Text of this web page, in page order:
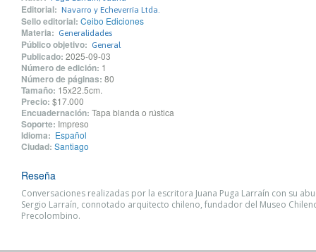
Editorial: Navarro y Echeverría Ltda.
Sello editorial: Ceibo Ediciones
Materia: Generalidades
Público objetivo: General
Publicado: 2025-09-03
Número de edición: 1
Número de páginas: 80
Tamaño: 15x22.5cm.
Precio: $17.000
Encuadernación: Tapa blanda o rústica
Soporte: Impreso
Idioma: Español
Ciudad: Santiago
Reseña
Conversaciones realizadas por la escritora Juana Puga Larraín con su
Sergio Larraín, connotado arquitecto chileno, fundador del Museo
Precolombino.